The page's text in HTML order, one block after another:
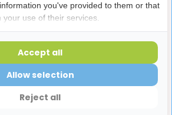
you've provided to them or that
use of their services.
Reject all
Allow selection
Accept all